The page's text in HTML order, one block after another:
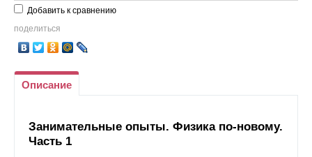
Добавить к сравнению
поделиться
Описание
Занимательные опыты. Физика по-новому.
Часть 1